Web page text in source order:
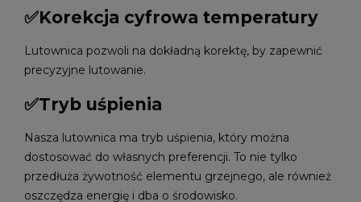
✅Korekcja cyfrowa temperatury
Lutownica pozwoli na dokładną korektę, by zapewnić
precyzyjne lutowanie.
✅Tryb uśpienia
Nasza lutownica ma tryb uśpienia, który można
dostosować do własnych preferencji. To nie tylko
przedłuża żywotność elementu grzejnego, ale również
oszczędza energię i dba o środowisko.